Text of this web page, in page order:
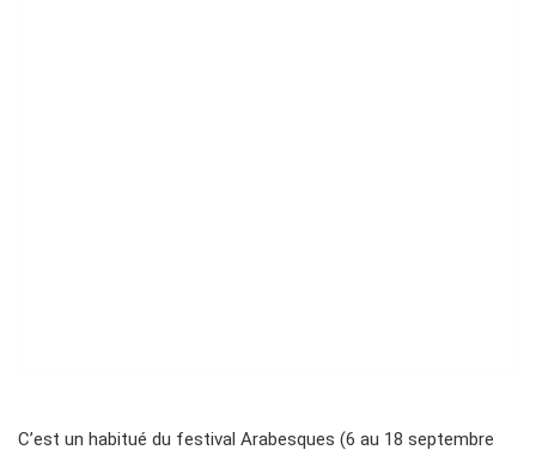
C’est un habitué du festival Arabesques (6 au 18 septembre